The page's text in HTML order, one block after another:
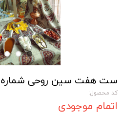
ست هفت سین روحی شماره 2
کد محصول:
اتمام موجودی